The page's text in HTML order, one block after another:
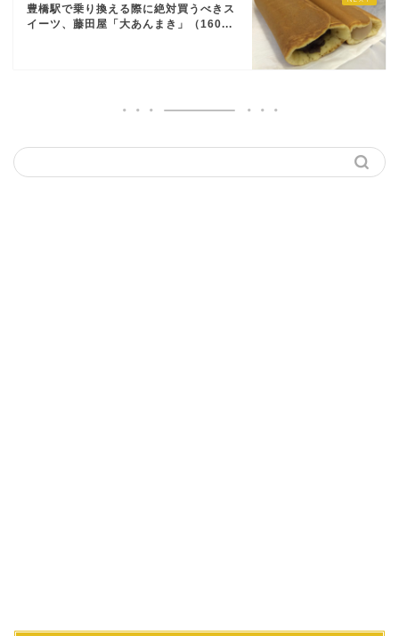
豊橋駅で乗り換える際に絶対買うべきス
イーツ、藤田屋「大あんまき」（160...